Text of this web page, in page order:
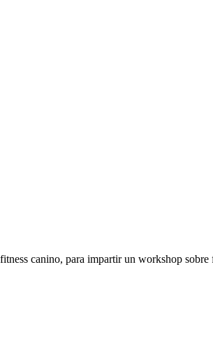
canino, para impartir un workshop sobre